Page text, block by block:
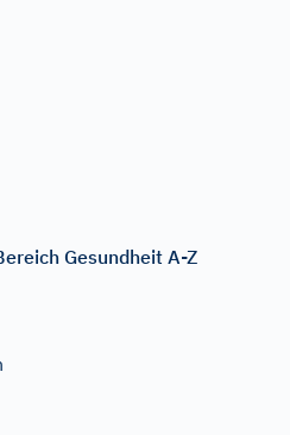
Gesundheit A-Z